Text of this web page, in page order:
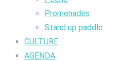
Promenades
Stand up paddle
CULTURE
AGENDA